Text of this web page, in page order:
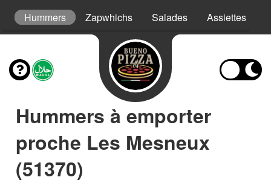
Hummers Zapwhichs Salades Assiettes
Hummers à emporter
proche Les Mesneux
(51370)